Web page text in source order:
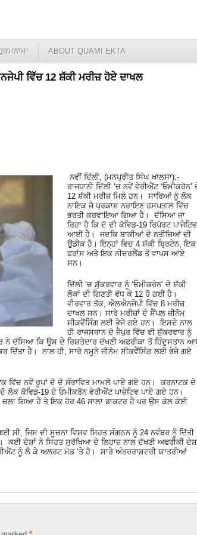
ABOUT QUAMI EKTA
ਵਿੱਚ 12 ਸ਼ੱਕੀ ਮਰੀਜ਼ ਹੋਏ ਦਾਖਲ
ਨਵੀਂ ਦਿੱਲੀ, (ਮਨਪ੍ਰੀਤ ਸਿੰਘ ਖਾਲਸਾ):-
ਰਾਜਧਾਨੀ ਦਿੱਲੀ ‘ਚ ਨਵੇਂ ਵੇਰੀਐਂਟ ‘ਓਮੀਕਰੋਨ’
12 ਸ਼ੱਕੀ ਮਰੀਜ਼ ਮਿਲੇ ਹਨ। ਸਾਰਿਆਂ ਨੂੰ ਲੋਕ
ਨਾਇਕ ਜੈ ਪ੍ਰਕਾਸ਼ ਨਰਾਇਣ ਹਸਪਤਾਲ ਵਿੱਚ
ਭਰਤੀ ਕਰਵਾਇਆ ਗਿਆ ਹੈ। ਦੱਸਿਆ ਜਾ
ਰਿਹਾ ਹੈ ਕਿ ਦੋ ਦੀ ਕੋਵਿਡ-19 ਰਿਪੋਰਟ ਪਾਜ਼ੇਟਿਵ
ਆਈ ਹੈ। ਜਦਕਿ ਬਾਕੀਆਂ ਦੇ ਨਤੀਜਿਆਂ ਦੀ
ਉਡੀਕ ਹੈ। ਇਨ੍ਹਾਂ ਵਿਚ 4 ਸ਼ੱਕੀ ਬ੍ਰਿਟੇਨ, ਇਕ
ਫਰਾਂਸ ਅਤੇ ਇਕ ਨੀਦਰਲੈਂਡ ਤੋਂ ਵਾਪਸ ਆਏ
ਸਨ।
ਦਿੱਲੀ ‘ਚ ਸ਼ੁੱਕਰਵਾਰ ਨੂੰ ‘ਓਮੀਕਰੋਨ’ ਦੇ ਸ਼ੱਕੀ
ਲੋਕਾਂ ਦੀ ਗਿਣਤੀ ਵੱਧ ਕੇ 12 ਹੋ ਗਈ ਹੈ।
ਵੀਰਵਾਰ ਤੱਕ, ਐਲਐਨਜੇਪੀ ਵਿੱਚ 8 ਮਰੀਜ਼
ਦਾਖਲ ਸਨ। ਸਾਰੇ ਮਰੀਜ਼ਾਂ ਦੇ ਸੈਂਪਲ ਜੀਨੋਮ
ਸੀਕਵੈਂਸਿੰਗ ਲਈ ਭੇਜੇ ਗਏ ਹਨ। ਇਸਦੇ ਨਾਲ
ਹੀ ਰਾਜਸਥਾਨ ਦੇ ਜੈਪੁਰ ਵਿੱਚ ਵੀ ਸ਼ੁੱਕਰਵਾਰ ਨੂੰ
ਨੇ ਦੱਸਿਆ ਕਿ ਉਸ ਦੇ ਰਿਸ਼ਤੇਦਾਰ ਦੱਖਣੀ ਅਫਰੀਕਾ ਤੋਂ ਹਿੰਦੁਸਤਾਨ
ਦਿੱਤਾ ਹੈ। ਨਾਲ ਹੀ, ਸਾਰੇ ਨਮੂਨੇ ਜੀਨੋਮ ਸੀਕਵੈਂਸਿੰਗ ਲਈ ਭੇਜੇ ਗਏ
ਵਿੱਚ ਨਵੇਂ ਰੂਪਾਂ ਦੇ ਦੋ ਸੰਭਾਵਿਤ ਮਾਮਲੇ ਪਾਏ ਗਏ ਹਨ। ਕਰਨਾਟਕ ਦੇ
ਲੋਕ ਕੋਵਿਡ-19 ਦੇ ਓਮੀਕਰੋਨ ਵੇਰੀਐਂਟ ਪਾਜ਼ੇਟਿਵ ਪਾਏ ਗਏ ਹਨ।
ਚਲਾ ਗਿਆ ਹੈ ਤੇ ਇਕ ਹੋਰ 46 ਸਾਲਾ ਡਾਕਟਰ ਹੈ ਪਰ ਉਸ ਕੋਲ ਕੋਈ
ਸੀ, ਜਿਸ ਦੀ ਸੂਚਨਾ ਵਿਸ਼ਵ ਸਿਹਤ ਸੰਗਠਨ ਨੂੰ 24 ਨਵੰਬਰ ਨੂੰ ਦਿੱਤੀ
ਦੇਸ਼ਾਂ ਨੇ ਸਿਹਤ ਸੁਰੱਖਿਆ ਦੇ ਲਿਹਾਜ਼ ਨਾਲ ਦੱਖਣੀ ਅਫਰੀਕੀ
ਨੂੰ ਲੈ ਕੇ ਅਲਰਟ ਮੋਡ ‘ਤੇ ਹੈ। ਸਾਰੇ ਅੰਤਰਰਾਸ਼ਟਰੀ ਯਾਤਰੀਆਂ